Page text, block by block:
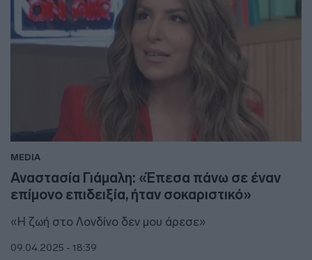
MEDIA
Αναστασία Γιάμαλη: «Έπεσα πάνω σε έναν
επίμονο επιδειξία, ήταν σοκαριστικό»
«Η ζωή στο Λονδίνο δεν μου άρεσε»
09.04.2025 - 18:39